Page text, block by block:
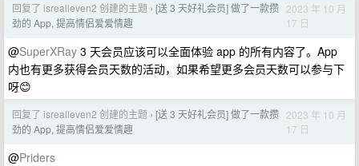
回复了 isrealleven2 创建的主题 › [送 3 天好礼会员] 做了一款攒
劲的 App, 提高情侣爱爱情趣
2023 年 10 月
17 日
@SuperXRay 3 天会员应该可以全面体验 app 的所有内容了。App
内也有更多获得会员天数的活动，如果希望更多会员天数可以参与下
呀😊
回复了 isrealleven2 创建的主题 › [送 3 天好礼会员] 做了一款攒
劲的 App, 提高情侣爱爱情趣
2023 年 10 月
17 日
@Priders